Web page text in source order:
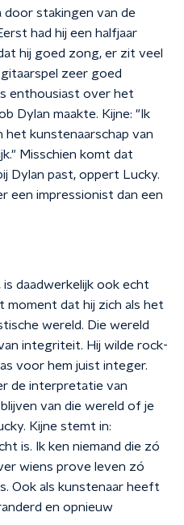
door stakingen van de
had hij een halfjaar
hij goed zong, er zit veel
zeer goed
enthousiast over het
Dylan maakte. Kijne: "Ik
kunstenaarschap van
Misschien komt dat
Dylan past, oppert Lucky.
een impressionist dan een
daadwerkelijk ook echt
moment dat hij zich als het
wereld. Die wereld
integriteit. Hij wilde rock-
voor hem juist integer.
de interpretatie van
van die wereld of je
Kijne stemt in:
is. Ik ken niemand die zó
wiens prove leven zó
Ook als kunstenaar heeft
en opnieuw